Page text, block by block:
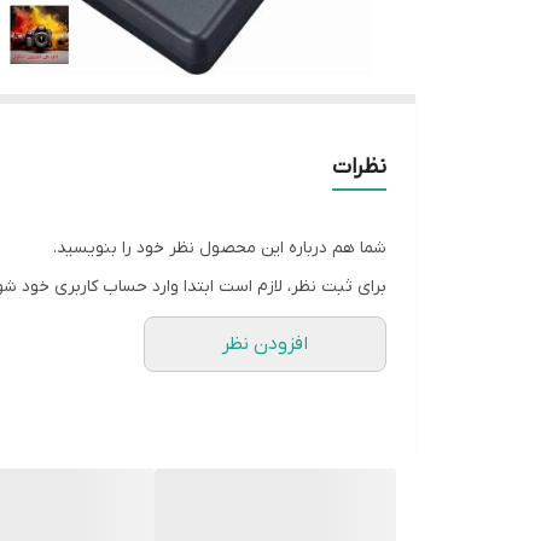
نظرات
شما هم درباره این محصول نظر خود را بنویسید.
برای ثبت نظر، لازم است ابتدا وارد حساب کاربری خود
افزودن نظر